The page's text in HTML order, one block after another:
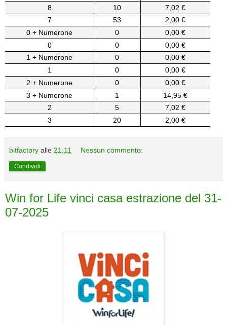
8
10
7,02 €
7
53
2,00 €
0 + Numerone
0
0,00 €
0
0
0,00 €
1 + Numerone
0
0,00 €
1
0
0,00 €
2 + Numerone
0
0,00 €
3 + Numerone
1
14,95 €
2
5
7,02 €
3
20 2,00 €
bitfactory alle 21:11 Nessun commento:
Condividi
Win for Life vinci casa estrazione del 31-
07-2025